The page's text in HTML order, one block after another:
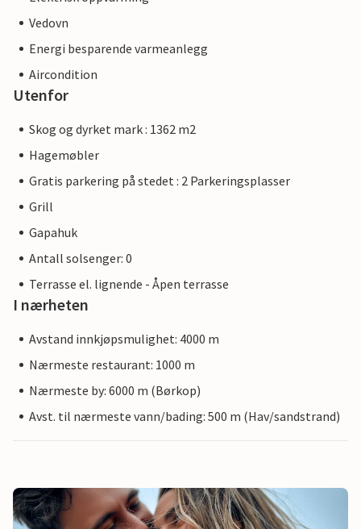
Vedovn
Energi besparende varmeanlegg
Aircondition
Utenfor
Skog og dyrket mark : 1362 m2
Hagemøbler
Gratis parkering på stedet : 2 Parkeringsplasser
Grill
Gapahuk
Antall solsenger: 0
Terrasse el. lignende - Åpen terrasse
I nærheten
Avstand innkjøpsmulighet: 4000 m
Nærmeste restaurant: 1000 m
Nærmeste by: 6000 m (Børkop)
Avst. til nærmeste vann/bading: 500 m (Hav/sandstrand)